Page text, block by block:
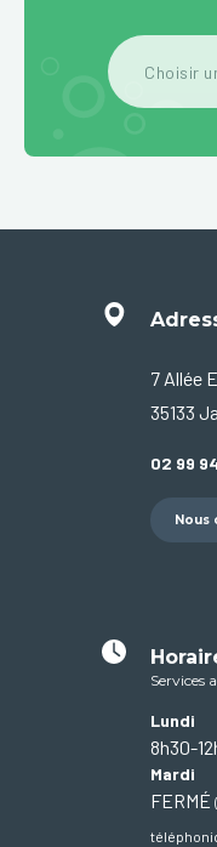
7 Allée
35133
02 99
Nous
Services
Lundi
8h30-
Mardi
FERMÉ